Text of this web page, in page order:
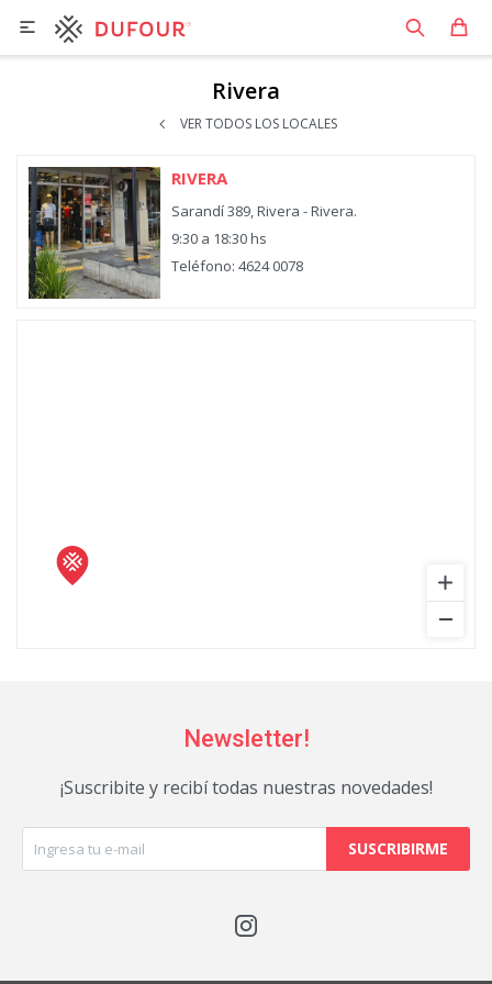

Rivera
VER TODOS LOS LOCALES
RIVERA
Sarandí 389, Rivera - Rivera.
9:30 a 18:30 hs
Teléfono: 4624 0078
Newsletter!
¡Suscribite y recibí todas nuestras novedades!
SUSCRIBIRME
